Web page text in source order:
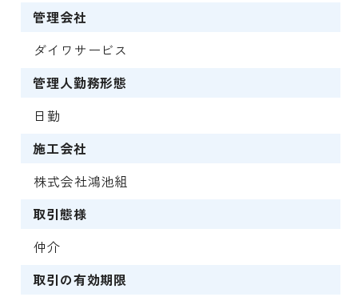
管理会社
ダイワサービス
管理人勤務形態
日勤
施工会社
株式会社鴻池組
取引態様
仲介
取引の有効期限